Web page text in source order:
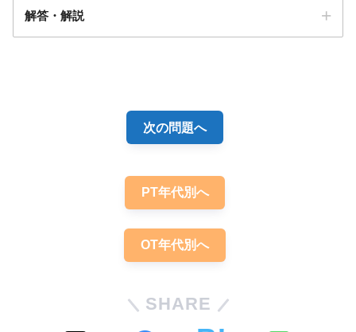
参加できる
解答・解説
統合失調症
次の問題へ
PT年代別へ
OT年代別へ
SHARE